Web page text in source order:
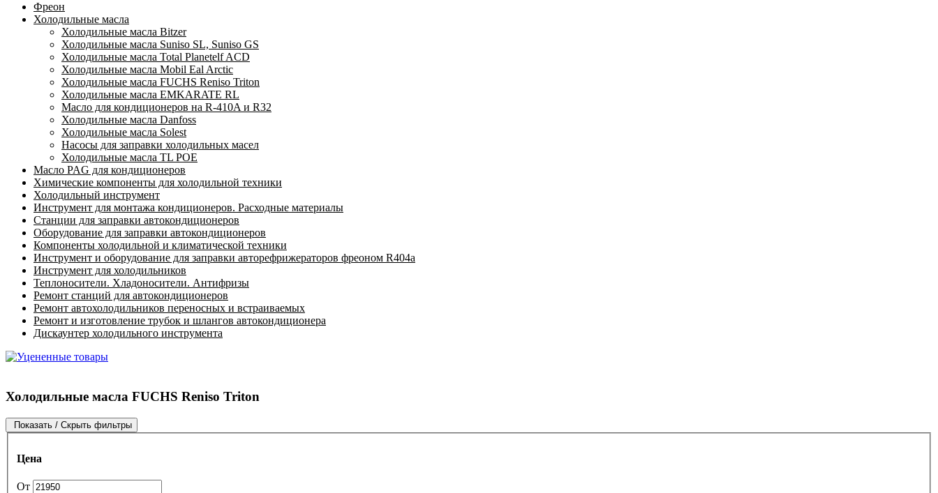
Фреон
Холодильные масла
Холодильные масла Bitzer
Холодильные масла Suniso SL, Suniso GS
Холодильные масла Total Planetelf ACD
Холодильные масла Mobil Eal Arctic
Холодильные масла FUCHS Reniso Triton
Холодильные масла EMKARATE RL
Масло для кондиционеров на R-410A и R32
Холодильные масла Danfoss
Холодильные масла Solest
Насосы для заправки холодильных масел
Холодильные масла TL POE
Масло PAG для кондиционеров
Химические компоненты для холодильной техники
Холодильный инструмент
Инструмент для монтажа кондиционеров. Расходные материалы
Станции для заправки автокондиционеров
Оборудование для заправки автокондиционеров
Компоненты холодильной и климатической техники
Инструмент и оборудование для заправки авторефрижераторов фреоном R404a
Инструмент для холодильников
Теплоносители. Хладоносители. Антифризы
Ремонт станций для автокондиционеров
Ремонт автохолодильников переносных и встраиваемых
Ремонт и изготовление трубок и шлангов автокондиционера
Дискаунтер холодильного инструмента
Холодильные масла FUCHS Reniso Triton
Показать / Скрыть фильтры
Цена
От